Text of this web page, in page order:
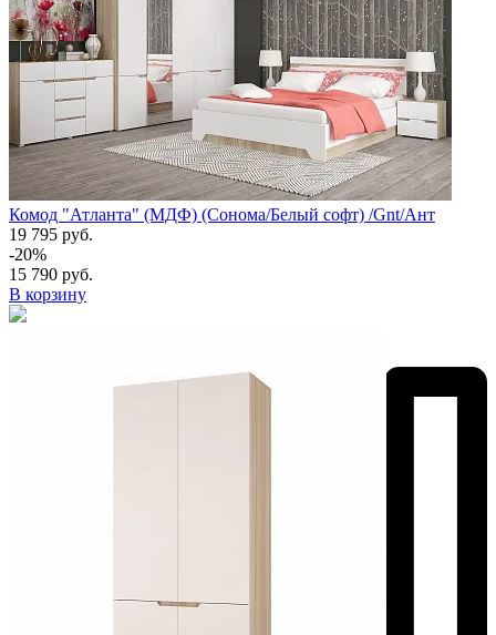
Комод "Атланта" (МДФ) (Сонома/Белый софт) /Gnt/Ант
19 795 руб.
-20%
15 790 руб.
В корзину